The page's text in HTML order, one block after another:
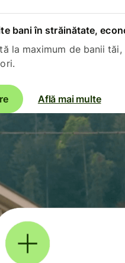
bani în străinătate,
la maximum de banii tăi,
Află mai multe